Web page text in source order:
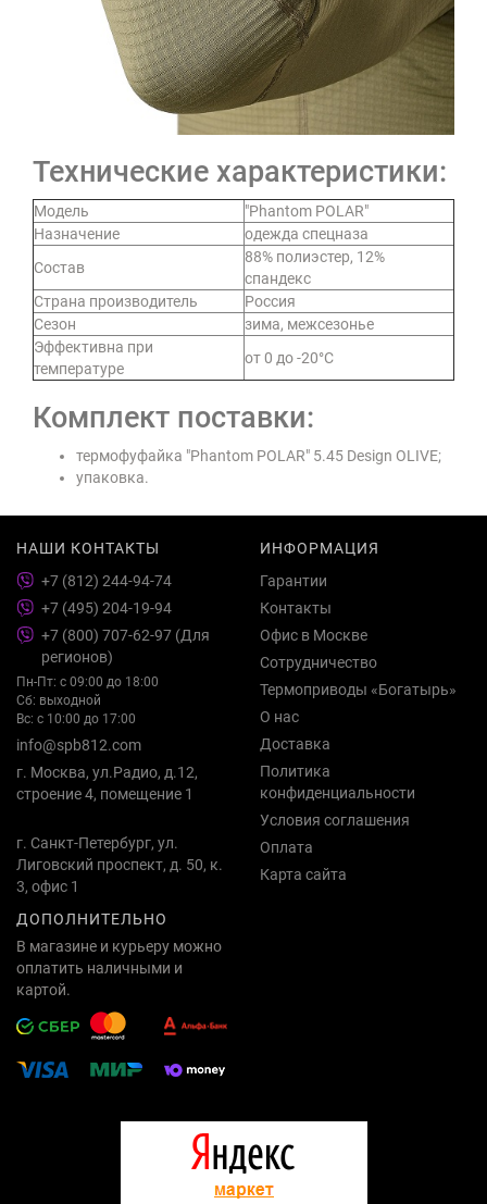
Технические характеристики:
Модель
"Phantom POLAR"
Назначение
одежда спецназа
Состав
88% полиэстер, 12%
спандекс
Страна производитель
Россия
Сезон
зима, межсезонье
Эффективна при
температуре
от 0 до -20°С
Комплект поставки:
термофуфайка "Phantom POLAR" 5.45 Design OLIVE;
упаковка.
НАШИ КОНТАКТЫ
+7 (812) 244-94-74
+7 (495) 204-19-94
+7 (800) 707-62-97 (Для
регионов)
Пн-Пт: с 09:00 до 18:00
Сб: выходной
Вс: с 10:00 до 17:00
info@spb812.com
г. Москва, ул.Радио, д.12,
строение 4, помещение 1
г. Санкт-Петербург, ул.
Лиговский проспект, д. 50, к.
3, офис 1
ИНФОРМАЦИЯ
Гарантии
Контакты
Офис в Москве
Сотрудничество
Термоприводы «Богатырь»
О нас
Доставка
Политика
конфиденциальности
Условия соглашения
Оплата
Карта сайта
ДОПОЛНИТЕЛЬНО
В магазине и курьеру можно
оплатить наличными и
картой.